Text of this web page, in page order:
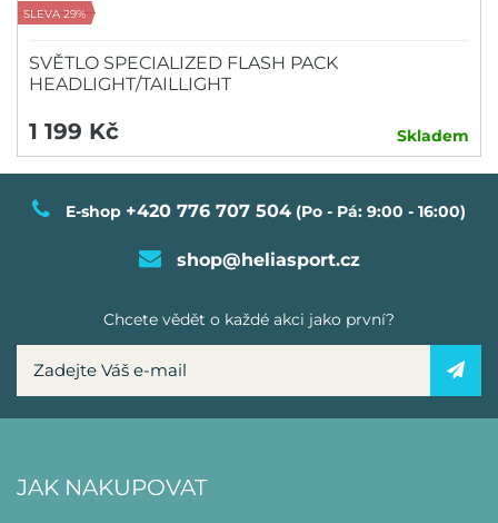
SLEVA 29%
SVĚTLO SPECIALIZED FLASH PACK
HEADLIGHT/TAILLIGHT
1 199 Kč Skladem
E-shop +420 776 707 504 (Po - Pá: 9:00 - 16:00)
shop@heliasport.cz
Chcete vědět o každé akci jako první?
JAK NAKUPOVAT